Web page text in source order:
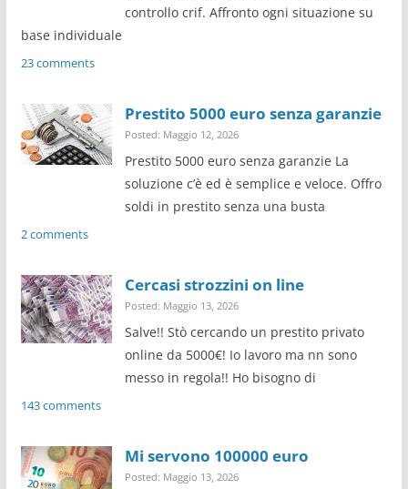
controllo crif. Affronto ogni situazione su
base individuale
23 comments
Prestito 5000 euro senza garanzie
Posted: Maggio 12, 2026
Prestito 5000 euro senza garanzie La
soluzione c’è ed è semplice e veloce. Offro
soldi in prestito senza una busta
2 comments
Cercasi strozzini on line
Posted: Maggio 13, 2026
Salve!! Stò cercando un prestito privato
online da 5000€! Io lavoro ma nn sono
messo in regola!! Ho bisogno di
143 comments
Mi servono 100000 euro
Posted: Maggio 13, 2026